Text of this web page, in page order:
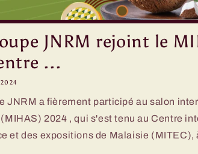
JNRM rejoint le
...
JNRM a fièrement participé au salon
2024 , qui s'est tenu au Centre
et des expositions de Malaisie (MITEC),